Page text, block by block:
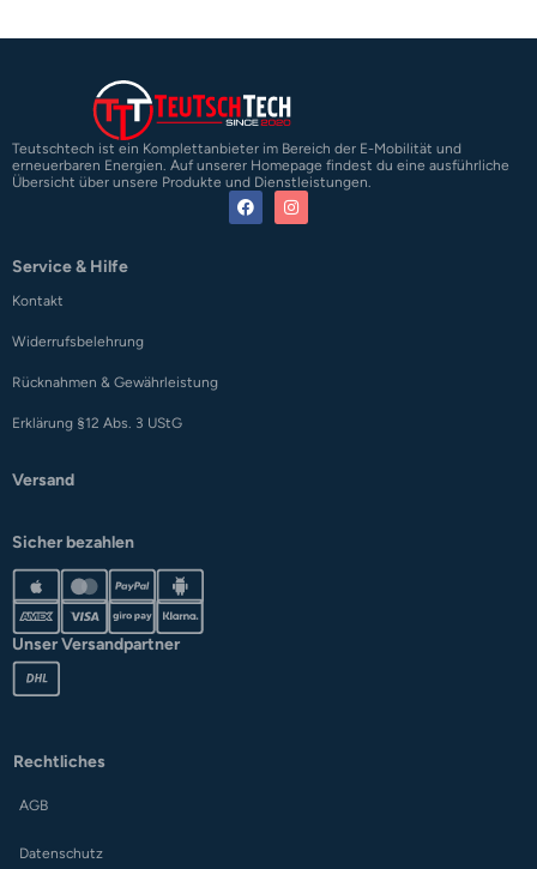
Teutschtech ist ein Komplettanbieter im Bereich der E-Mobilität und
erneuerbaren Energien. Auf unserer Homepage findest du eine ausführliche
Übersicht über unsere Produkte und Dienstleistungen.
Service & Hilfe
Kontakt
Widerrufsbelehrung
Rücknahmen & Gewährleistung
Erklärung §12 Abs. 3 UStG
Versand
Sicher bezahlen
Unser Versandpartner
Rechtliches
AGB
Datenschutz